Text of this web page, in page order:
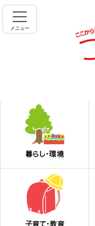
メニュー